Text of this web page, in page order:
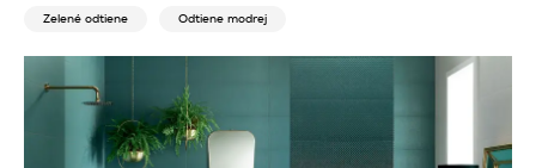
Zelené odtiene Odtiene modrej